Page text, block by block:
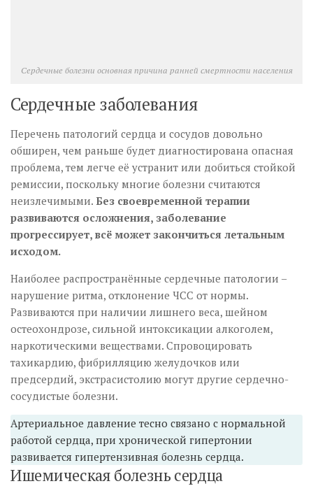
Сердечные болезни основная причина ранней смертности населения
Сердечные заболевания
Перечень патологий сердца и сосудов довольно
обширен, чем раньше будет диагностирована опасная
проблема, тем легче её устранит или добиться стойкой
ремиссии, поскольку многие болезни считаются
неизлечимыми. Без своевременной терапии
развиваются осложнения, заболевание
прогрессирует, всё может закончиться летальным
исходом.
Наиболее распространённые сердечные патологии –
нарушение ритма, отклонение ЧСС от нормы.
Развиваются при наличии лишнего веса, шейном
остеохондрозе, сильной интоксикации алкоголем,
наркотическими веществами. Спровоцировать
тахикардию, фибрилляцию желудочков или
предсердий, экстрасистолию могут другие сердечно-
сосудистые болезни.
Артериальное давление тесно связано с нормальной
работой сердца, при хронической гипертонии
развивается гипертензивная болезнь сердца.
Ишемическая болезнь сердца